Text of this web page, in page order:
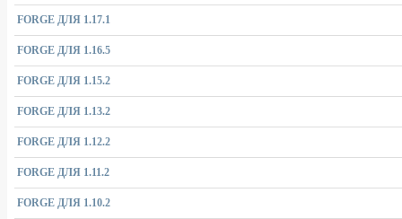
FORGE ДЛЯ 1.17.1
FORGE ДЛЯ 1.16.5
FORGE ДЛЯ 1.15.2
FORGE ДЛЯ 1.13.2
FORGE ДЛЯ 1.12.2
FORGE ДЛЯ 1.11.2
FORGE ДЛЯ 1.10.2